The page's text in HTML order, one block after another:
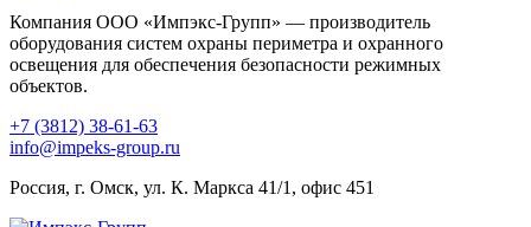
Компания ООО «Импэкс-Групп» — производитель
оборудования систем охраны периметра и охранного
освещения для обеспечения безопасности режимных
объектов.
+7 (3812) 38-61-63
info@impeks-group.ru
Россия, г. Омск, ул. К. Маркса 41/1, офис 451